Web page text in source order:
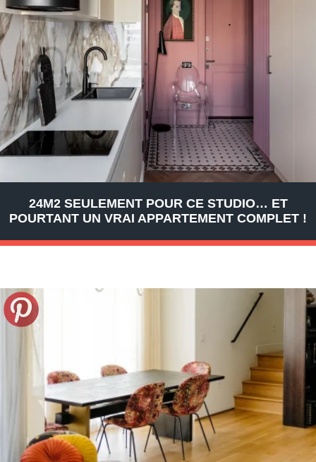
24M2 SEULEMENT POUR CE STUDIO… ET
POURTANT UN VRAI APPARTEMENT COMPLET !